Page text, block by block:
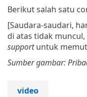
Berikut salah satu
[Saudara-saudari,
di atas tidak
supportuntuk
Sumber gambar:
video